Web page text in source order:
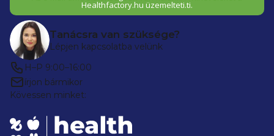
Healthfactory.hu üzemelteti.ti.
Tanácsra van szüksége?
Lépjen kapcsolatba velünk
H–P 9:00–16:00
írjon bármikor
Kövessen minket: